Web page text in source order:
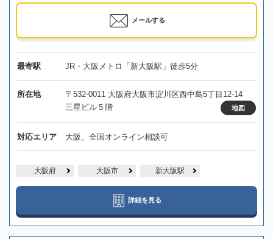
メールする
最寄駅 JR・大阪メトロ「新大阪駅」徒歩5分
所在地
〒532-0011 大阪府大阪市淀川区西中島5丁目12-14
三星ビル５階
地図
対応エリア 大阪、全国オンライン相談可
大阪府 大阪市 新大阪駅
詳細を見る